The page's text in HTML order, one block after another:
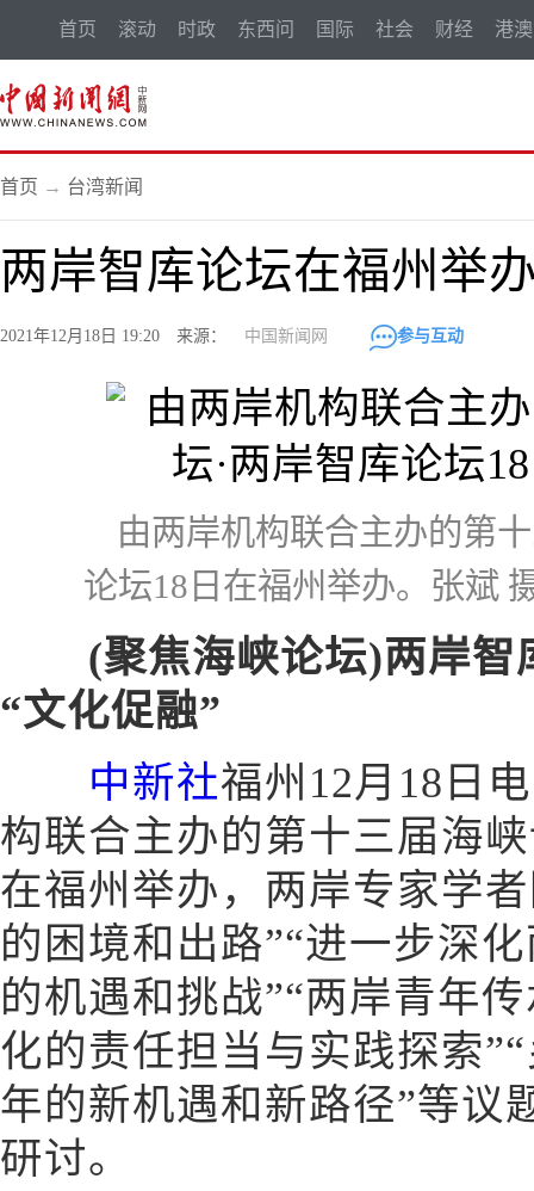
首页 滚动 时政 东西问 国际 社会 财经 港澳
首页 → 台湾新闻
两岸智库论坛在福州举
2021年12月18日 19:20 来源： 中国新闻网 参与互动
由两岸机构联合主办的第
论坛18日在福州举办。张斌
(聚焦海峡论坛)两岸
“文化促融”
中新社福州12月18日
构联合主办的第十三届海
在福州举办，两岸专家学
的困境和出路”“进一步深
的机遇和挑战”“两岸青年
化的责任担当与实践探索
年的新机遇和新路径”等议
研讨。